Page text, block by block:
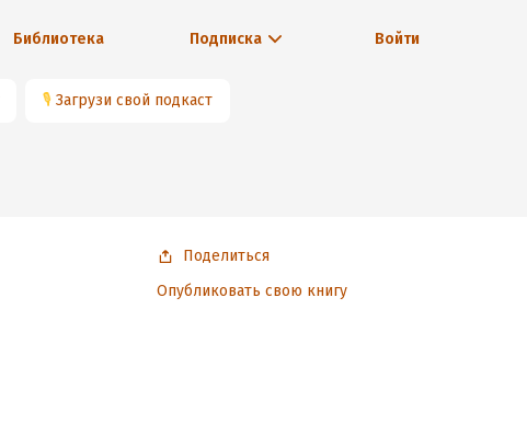
Библиотека Подписка Войти
🎙 Загрузи свой подкаст
Поделиться
Опубликовать свою книгу